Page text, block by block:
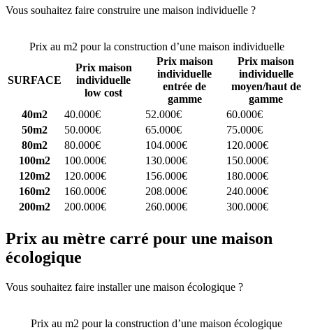
Vous souhaitez faire construire une maison individuelle ?
Prix au m2 pour la construction d’une maison individuelle
SURFACE
Prix maison
individuelle
low cost
Prix maison
individuelle
entrée de
gamme
Prix maison
individuelle
moyen/haut de
gamme
40m2
40.000€ 52.000€
60.000€
50m2
50.000€ 65.000€
75.000€
80m2
80.000€ 104.000€
120.000€
100m2
100.000€ 130.000€
150.000€
120m2
120.000€ 156.000€
180.000€
160m2
160.000€ 208.000€
240.000€
200m2
200.000€ 260.000€ 300.000€
Prix au mètre carré pour une maison
écologique
Vous souhaitez faire installer une maison écologique ?
Prix au m2 pour la construction d’une maison écologique